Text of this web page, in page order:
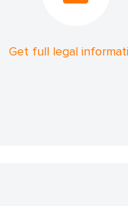
Get full legal